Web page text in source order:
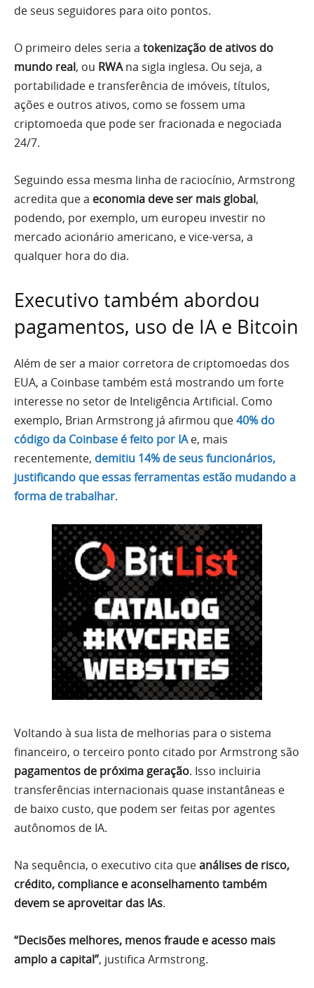
de seus seguidores para oito pontos.
O primeiro deles seria a tokenização de ativos do
mundo real, ou RWAna sigla inglesa. Ou seja, a
portabilidade e transferência de imóveis, títulos,
ações e outros ativos, como se fossem uma
criptomoeda que pode ser fracionada e negociada
24/7.
Seguindo essa mesma linha de raciocínio, Armstrong
acredita que a economia deve ser mais global,
podendo, por exemplo, um europeu investir no
mercado acionário americano, e vice-versa, a
qualquer hora do dia.
Executivo também abordou
pagamentos, uso de IA e Bitcoin
Além de ser a maior corretora de criptomoedas dos
EUA, a Coinbase também está mostrando um forte
interesse no setor de Inteligência Artificial. Como
exemplo, Brian Armstrong já afirmou que40% do
código da Coinbase é feito por IAe, mais
recentemente, demitiu 14% de seus funcionários,
justificando que essas ferramentas estão mudando a
forma de trabalhar.
Voltando à sua lista de melhorias para o sistema
financeiro, o terceiro ponto citado por Armstrong são
pagamentos de próxima geração. Isso incluiria
transferências internacionais quase instantâneas e
de baixo custo, que podem ser feitas por agentes
autônomos de IA.
Na sequência, o executivo cita queanálises de risco,
crédito, compliance e aconselhamento também
devem se aproveitar das IAs.
“Decisões melhores, menos fraude e acesso mais
amplo a capital”, justifica Armstrong.